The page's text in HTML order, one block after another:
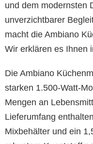
und dem modernsten
unverzichtbarer
macht die Ambiano
Wir erklären es Ihnen
Die Ambiano
starken 1.500-Watt-
Mengen an
Lieferumfang
Mixbehälter und ein